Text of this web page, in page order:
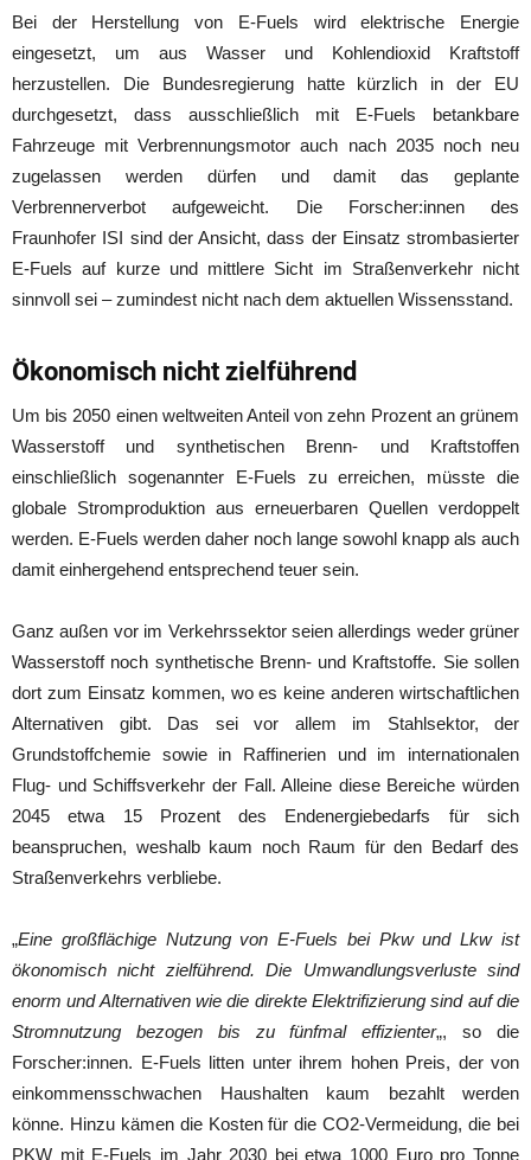
Bei der Herstellung von E-Fuels wird elektrische Energie
eingesetzt, um aus Wasser und Kohlendioxid Kraftstoff
herzustellen. Die Bundesregierung hatte kürzlich in der EU
durchgesetzt, dass ausschließlich mit E-Fuels betankbare
Fahrzeuge mit Verbrennungsmotor auch nach 2035 noch neu
zugelassen werden dürfen und damit das geplante
Verbrennerverbot aufgeweicht. Die Forscher:innen des
Fraunhofer ISI sind der Ansicht, dass der Einsatz strombasierter
E-Fuels auf kurze und mittlere Sicht im Straßenverkehr nicht
sinnvoll sei – zumindest nicht nach dem aktuellen Wissensstand.
Ökonomisch nicht zielführend
Um bis 2050 einen weltweiten Anteil von zehn Prozent an grünem
Wasserstoff und synthetischen Brenn- und Kraftstoffen
einschließlich sogenannter E-Fuels zu erreichen, müsste die
globale Stromproduktion aus erneuerbaren Quellen verdoppelt
werden. E-Fuels werden daher noch lange sowohl knapp als auch
damit einhergehend entsprechend teuer sein.
Ganz außen vor im Verkehrssektor seien allerdings weder grüner
Wasserstoff noch synthetische Brenn- und Kraftstoffe. Sie sollen
dort zum Einsatz kommen, wo es keine anderen wirtschaftlichen
Alternativen gibt. Das sei vor allem im Stahlsektor, der
Grundstoffchemie sowie in Raffinerien und im internationalen
Flug- und Schiffsverkehr der Fall. Alleine diese Bereiche würden
2045 etwa 15 Prozent des Endenergiebedarfs für sich
beanspruchen, weshalb kaum noch Raum für den Bedarf des
Straßenverkehrs verbliebe.
„Eine großflächige Nutzung von E-Fuels bei Pkw und Lkw ist
ökonomisch nicht zielführend. Die Umwandlungsverluste sind
enorm und Alternativen wie die direkte Elektrifizierung sind auf die
Stromnutzung bezogen bis zu fünfmal effizienter„, so die
Forscher:innen. E-Fuels litten unter ihrem hohen Preis, der von
einkommensschwachen Haushalten kaum bezahlt werden
könne. Hinzu kämen die Kosten für die CO2-Vermeidung, die bei
PKW mit E-Fuels im Jahr 2030 bei etwa 1000 Euro pro Tonne